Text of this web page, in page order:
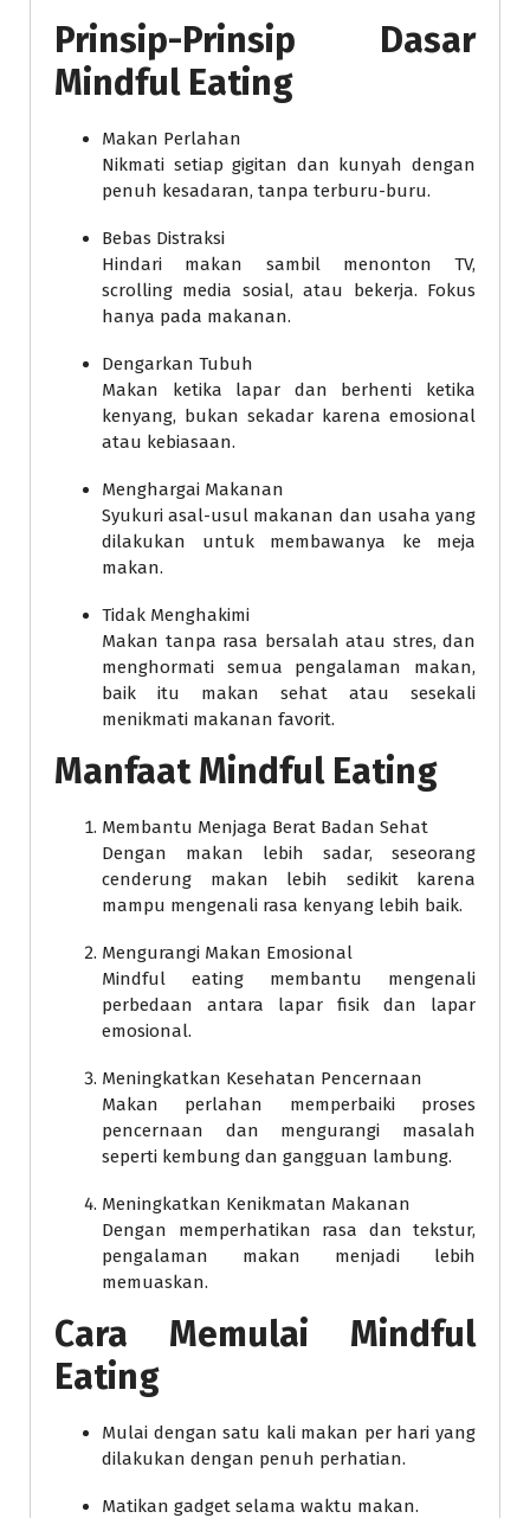
Prinsip-Prinsip Dasar
Mindful Eating
Makan Perlahan
Nikmati setiap gigitan dan kunyah dengan
penuh kesadaran, tanpa terburu-buru.
Bebas Distraksi
Hindari makan sambil menonton TV,
scrolling media sosial, atau bekerja. Fokus
hanya pada makanan.
Dengarkan Tubuh
Makan ketika lapar dan berhenti ketika
kenyang, bukan sekadar karena emosional
atau kebiasaan.
Menghargai Makanan
Syukuri asal-usul makanan dan usaha yang
dilakukan untuk membawanya ke meja
makan.
Tidak Menghakimi
Makan tanpa rasa bersalah atau stres, dan
menghormati semua pengalaman makan,
baik itu makan sehat atau sesekali
menikmati makanan favorit.
Manfaat Mindful Eating
Membantu Menjaga Berat Badan Sehat
Dengan makan lebih sadar, seseorang
cenderung makan lebih sedikit karena
mampu mengenali rasa kenyang lebih baik.
Mengurangi Makan Emosional
Mindful eating membantu mengenali
perbedaan antara lapar fisik dan lapar
emosional.
Meningkatkan Kesehatan Pencernaan
Makan perlahan memperbaiki proses
pencernaan dan mengurangi masalah
seperti kembung dan gangguan lambung.
Meningkatkan Kenikmatan Makanan
Dengan memperhatikan rasa dan tekstur,
pengalaman makan menjadi lebih
memuaskan.
Cara Memulai Mindful
Eating
Mulai dengan satu kali makan per hari yang
dilakukan dengan penuh perhatian.
Matikan gadget selama waktu makan.